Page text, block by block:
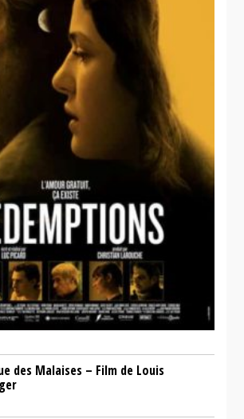
des Malaises – Film de Louis